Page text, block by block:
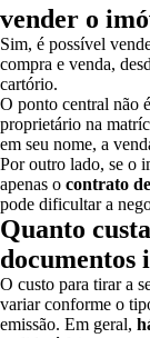
vender o
Sim, é possível
compra e venda,
cartório.
O ponto central não
proprietário na
em seu nome, a
Por outro lado, se o
apenas o contrato
pode dificultar a
Quanto
documentos
O custo para tirar a
variar conforme o
emissão. Em geral,